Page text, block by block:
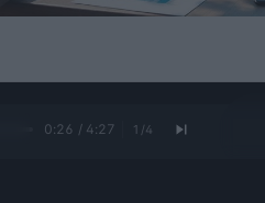
0:27 / 4:27 1 /4